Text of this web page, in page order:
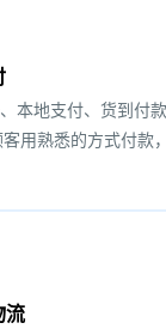
本地支付、货到付
用熟悉的方式付款
流